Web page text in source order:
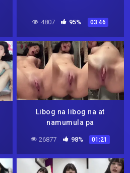
4807 95% 03:46
Libog na libog na at
namumula pa
26877 98% 01:21